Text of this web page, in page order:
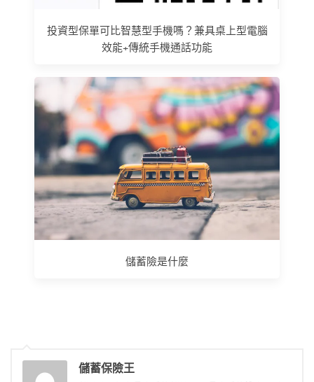
投資型保單可比智慧型手機嗎？兼具桌上型電腦
效能+傳統手機通話功能
儲蓄險是什麼
儲蓄保險王